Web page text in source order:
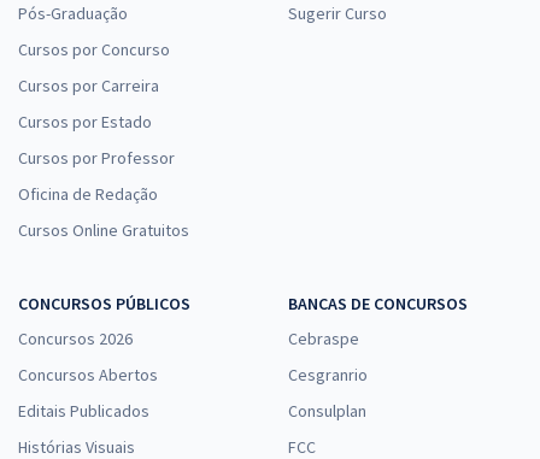
Pós-Graduação
Cursos por Concurso
Cursos por Carreira
Cursos por Estado
Cursos por Professor
Oficina de Redação
Cursos Online Gratuitos
Sugerir Curso
CONCURSOS PÚBLICOS
Concursos 2026
Concursos Abertos
Editais Publicados
Histórias Visuais
BANCAS DE CONCURSOS
Cebraspe
Cesgranrio
Consulplan
FCC